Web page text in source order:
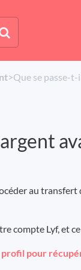
​>​ Que se passe-
au transfert
compte Lyf, et ce
pour